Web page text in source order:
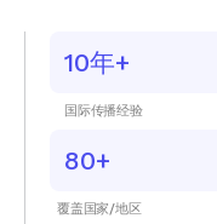
10年+
国际传播经验
80+
覆盖国家/地区